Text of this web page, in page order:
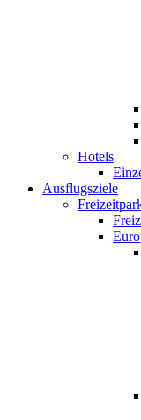
Hotels
Ausflugsziele